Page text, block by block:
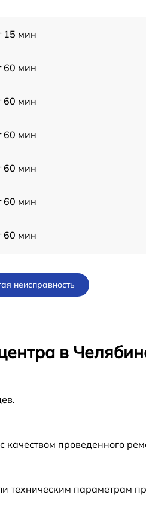
15 мин
60 мин
60 мин
60 мин
60 мин
60 мин
60 мин
60 мин
неисправность
в
проведенного
техническим параметрам